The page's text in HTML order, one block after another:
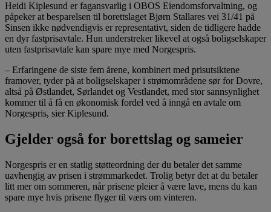
Heidi Kiplesund er fagansvarlig i OBOS Eiendomsforvaltning, og
påpeker at besparelsen til borettslaget Bjørn Stallares vei 31/41 på
Sinsen ikke nødvendigvis er representativt, siden de tidligere hadde
en dyr fastprisavtale. Hun understreker likevel at også boligselskaper
uten fastprisavtale kan spare mye med Norgespris.
– Erfaringene de siste fem årene, kombinert med prisutsiktene
framover, tyder på at boligselskaper i strømområdene sør for Dovre,
altså på Østlandet, Sørlandet og Vestlandet, med stor sannsynlighet
kommer til å få en økonomisk fordel ved å inngå en avtale om
Norgespris, sier Kiplesund.
Gjelder også for borettslag og sameier
Norgespris er en statlig støtteordning der du betaler det samme
uavhengig av prisen i strømmarkedet. Trolig betyr det at du betaler
litt mer om sommeren, når prisene pleier å være lave, mens du kan
spare mye hvis prisene flyger til værs om vinteren.